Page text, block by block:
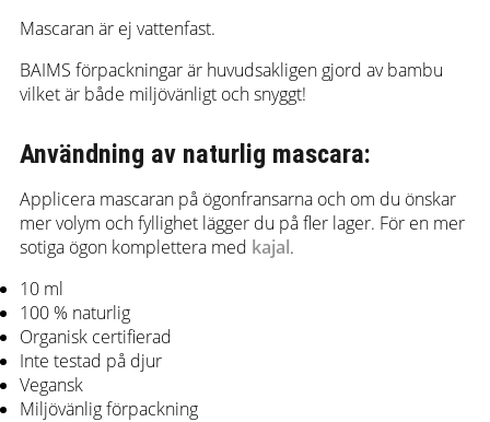
Mascaran är ej vattenfast.
BAIMS förpackningar är huvudsakligen gjord av bambu
vilket är både miljövänligt och snyggt!
Användning av naturlig mascara:
Applicera mascaran på ögonfransarna och om du önskar
mer volym och fyllighet lägger du på fler lager. För en mer
sotiga ögon komplettera med kajal.
10 ml
100 % naturlig
Organisk certifierad
Inte testad på djur
Vegansk
Miljövänlig förpackning